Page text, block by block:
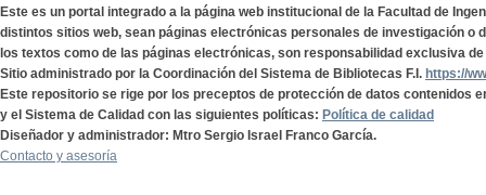
Este es un portal integrado a la página web institucional de la Facultad de
distintos sitios web, sean páginas electrónicas personales de investigación o
los textos como de las páginas electrónicas, son responsabilidad exclusiva
Sitio administrado por la Coordinación del Sistema de Bibliotecas F.I. https://
Este repositorio se rige por los preceptos de protección de datos contenidos
y el Sistema de Calidad con las siguientes políticas: Política de calidad
Diseñador y administrador: Mtro Sergio Israel Franco García.
Contacto y asesoría